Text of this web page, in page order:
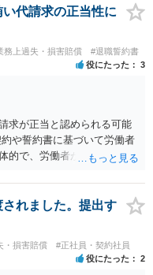
自動的に発動されるもので
る可能性は高くなく、今回
スが多いですが、PIPをやっ
16条の要件を満たさない限
いられるにすぎず、結局は
るのです。IBM事件、ブル
の解雇事件の裁判例で、PIP
せん。 他方、期限までにパ
るというのは、会社側が一
働者側がいつまでも受諾を
はパッケージの金額を下げ
継続しなければいけなくな
ではなく駆け引きで使用し
は、一般的な初回提示とし
で、本音ではこれで最終決
ます。 ではどうすればいい
代請求の正当性に
務上過失・損害賠償 #退職誓約書
役にたった 3
求が正当と認められる可能
や誓約書に基づいて労働者
的で、労働者が事前に十分
ておらず、「現物支給品」
く、給与明細にも賄い代や
あり、どのような義務が生
根拠に、退職時にまとめて
とは言い難いと思います。
、それは福利厚生の一環や
れました。提出す
・損害賠償 #正社員・契約社員
役にたった 2